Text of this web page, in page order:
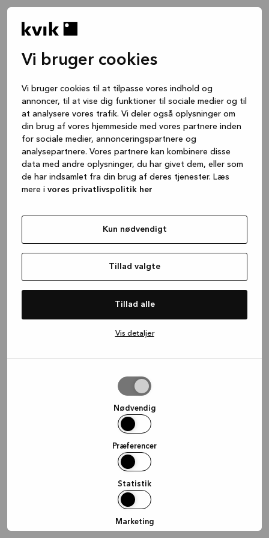
Vi bruger cookies
Vi bruger cookies til at tilpasse vores indhold og
annoncer, til at vise dig funktioner til sociale medier og til
at analysere vores trafik. Vi deler også oplysninger om
din brug af vores hjemmeside med vores partnere inden
for sociale medier, annonceringspartnere og
analysepartnere. Vores partnere kan kombinere disse
data med andre oplysninger, du har givet dem, eller som
de har indsamlet fra din brug af deres tjenester. Læs
mere i vores privatlivspolitik her
Kun nødvendigt
Tillad valgte
Tillad alle
Vis detaljer
Nødvendig
Præferencer
Statistik
Marketing
(see the browser console for more
information).